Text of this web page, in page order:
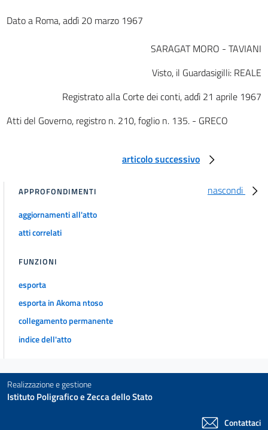
Art. 27
Art. 31
Art. 32
compilazione delle liste di sezione
Art. 34
Art. 37
Art. 38
Art. 39
Art. 40
Dei ricorsi giudiziari
Dato a Roma, addì 20 marzo 1967
SARAGAT MORO - TAVIANI
Visto, il Guardasigilli: REALE
Registrato alla Corte dei conti, addì 21 aprile 1967
Atti del Governo, registro n. 210, foglio n. 135. - GRECO
articolo successivo
nascondi
APPROFONDIMENTI
aggiornamenti all'atto
atti correlati
FUNZIONI
esporta
esporta in Akoma ntoso
collegamento permanente
indice dell'atto
Realizzazione e gestione
Istituto Poligrafico e Zecca dello Stato
Contattaci